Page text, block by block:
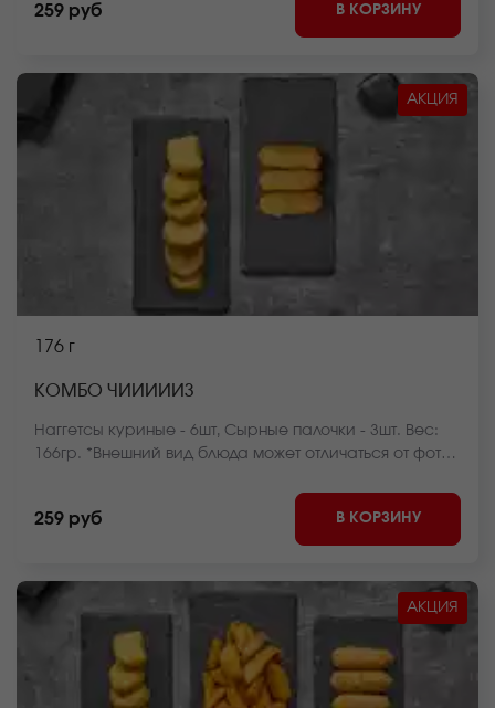
259 руб В КОРЗИНУ
АКЦИЯ
176 г
КОМБО ЧИИИИИЗ
Наггетсы куриные - 6шт, Сырные палочки - 3шт. Вес:
166гр. *Внешний вид блюда может отличаться от фото
259 руб В КОРЗИНУ
АКЦИЯ